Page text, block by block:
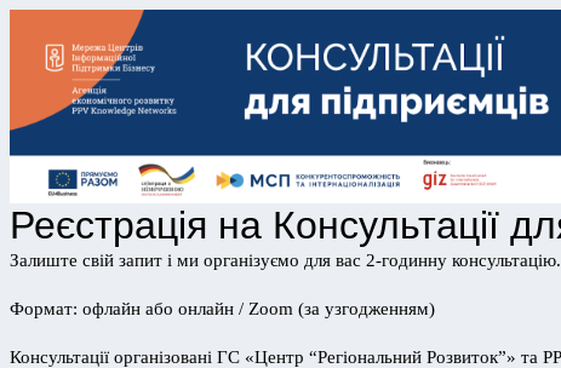
Реєстрація на Консультації
Залиште свій запит і ми організуємо для вас 2-годинну
Формат: офлайн або онлайн / Zoom (за узгодженням)
Консультації організовані ГС «Центр “Регіональний Розвиток”»